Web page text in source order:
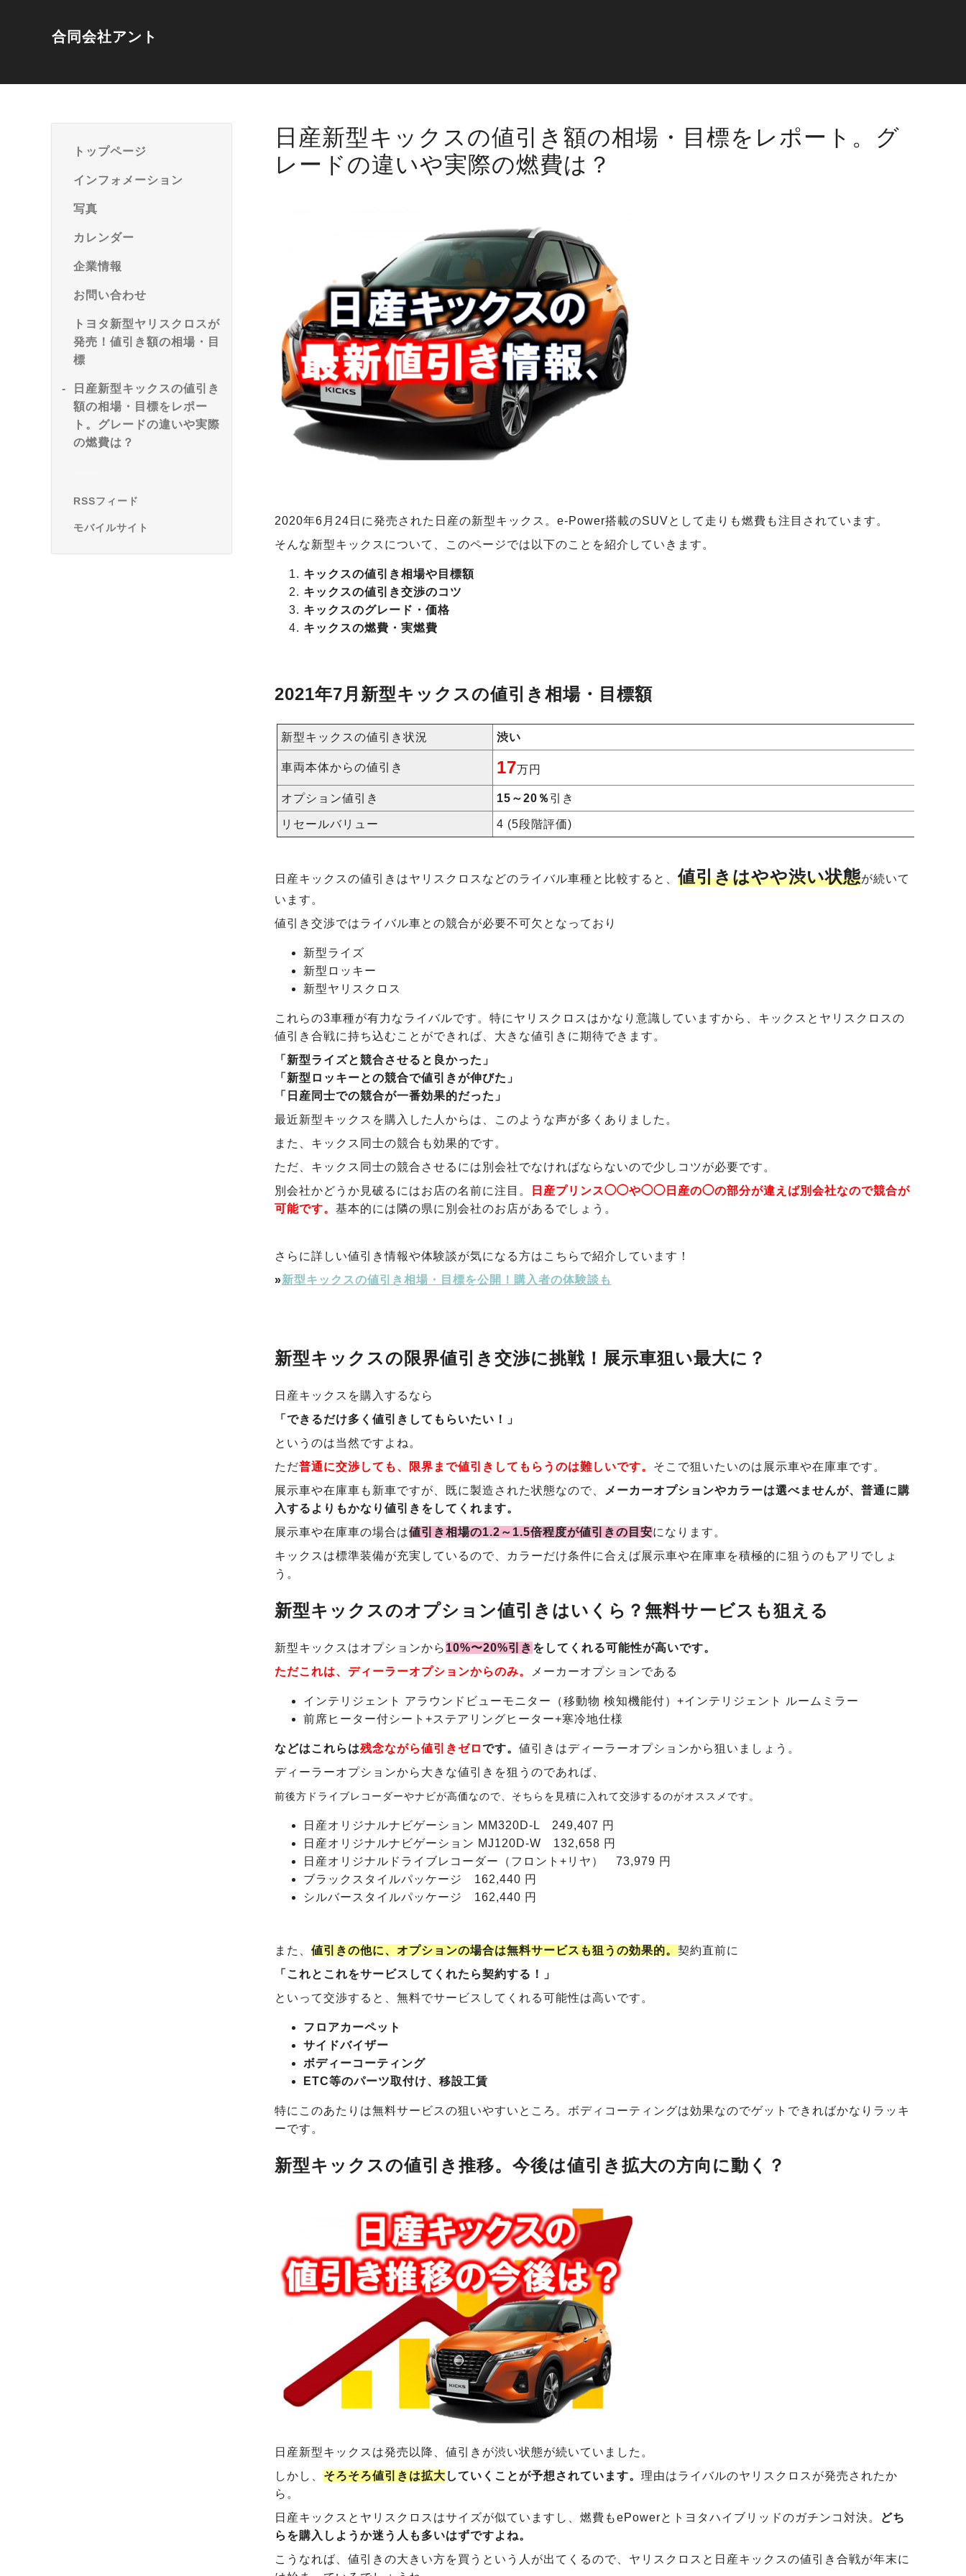
合同会社アント
トップページ
インフォメーション
写真
カレンダー
企業情報
お問い合わせ
トヨタ新型ヤリスクロスが
発売！値引き額の相場・目
標
日産新型キックスの値引き
額の相場・目標をレポー
ト。グレードの違いや実際
の燃費は？
RSSフィード
モバイルサイト
日産新型キックスの値引き額の相場・目標をレポート。グ
レードの違いや実際の燃費は？
2020年6月24日に発売された日産の新型キックス。e-Power搭載のSUVとして走りも燃費も注目されています。
そんな新型キックスについて、このページでは以下のことを紹介していきます。
キックスの値引き相場や目標額
キックスの値引き交渉のコツ
キックスのグレード・価格
キックスの燃費・実燃費
2021年7月 新型キックスの値引き相場・目標額
新型キックスの値引き状況 渋い
車両本体からの値引き 17万円
オプション値引き 15～20％ 引き
リセールバリュー 4 (5段階評価)
日産キックスの値引きはヤリスクロスなどのライバル車種と比較すると、値引きはやや渋い状態が続いて
います。
値引き交渉ではライバル車との競合が必要不可欠となっており
新型ライズ
新型ロッキー
新型ヤリスクロス
これらの3車種が有力なライバルです。特にヤリスクロスはかなり意識していますから、キックスとヤリスクロスの
値引き合戦に持ち込むことができれば、大きな値引きに期待できます。
「新型ライズと競合させると良かった」
「新型ロッキーとの競合で値引きが伸びた」
「日産同士での競合が一番効果的だった」
最近新型キックスを購入した人からは、このような声が多くありました。
また、キックス同士の競合も効果的です。
ただ、キックス同士の競合させるには別会社でなければならないので少しコツが必要です。
別会社かどうか見破るにはお店の名前に注目。
日産プリンス◯◯や◯◯日産の◯の部分が違えば別会社なので競合が
可能です。 基本的には隣の県に別会社のお店があるでしょう。
さらに詳しい値引き情報や体験談が気になる方はこちらで紹介しています！
»新型キックスの値引き相場・目標を公開！購入者の体験談も
新型キックスの限界値引き交渉に挑戦！展示車狙い最大に？
日産キックスを購入するなら
「できるだけ多く値引きしてもらいたい！」
というのは当然ですよね。
ただ普通に交渉しても、限界まで値引きしてもらうのは難しいです。 そこで狙いたいのは展示車や在庫車です。
展示車や在庫車も新車ですが、既に製造された状態なので、
メーカーオプションやカラーは選べませんが、普通に購
入するよりもかなり値引きをしてくれます。
展示車や在庫車の場合は値引き相場の1.2～1.5倍程度が値引きの目安になります。
キックスは標準装備が充実しているので、カラーだけ条件に合えば展示車や在庫車を積極的に狙うのもアリでしょ
う。
新型キックスのオプション値引きはいくら？無料サービスも狙える
新型キックスはオプションから 10%〜20%引き をしてくれる可能性が高いです。
ただこれは、ディーラーオプションからのみ。
メーカーオプションである
インテリジェント アラウンドビューモニター（移動物 検知機能付）+インテリジェント ルームミラー
前席ヒーター付シート+ステアリングヒーター+寒冷地仕様
などはこれらは残念ながら値引きゼロです。 値引きはディーラーオプションから狙いましょう。
ディーラーオプションから大きな値引きを狙うのであれば、
前後方ドライブレコーダーやナビが高価なので、そちらを見積に入れて交渉するのがオススメです。
日産オリジナルナビゲーション MM320D-L 249,407 円
日産オリジナルナビゲーション MJ120D-W 132,658 円
日産オリジナルドライブレコーダー（フロント+リヤ） 73,979 円
ブラックスタイルパッケージ 162,440 円
シルバースタイルパッケージ 162,440 円
また、 値引きの他に、オプションの場合は無料サービスも狙うの効果的。 契約直前に
「これとこれをサービスしてくれたら契約する！」
といって交渉すると、無料でサービスしてくれる可能性は高いです。
フロアカーペット
サイドバイザー
ボディーコーティング
ETC等のパーツ取付け、移設工賃
特にこのあたりは無料サービスの狙いやすいところ。ボディコーティングは効果なのでゲットできればかなりラッキ
ーです。
新型キックスの値引き推移。今後は値引き拡大の方向に動く？
日産新型キックスは発売以降、値引きが渋い状態が続いていました。
しかし、 そろそろ値引きは拡大 していくことが予想されています。 理由はライバルのヤリスクロスが発売されたか
ら。
日産キックスとヤリスクロスはサイズが似ていますし、燃費もePowerとトヨタハイブリッドのガチンコ対決。
どち
らを購入しようか迷う人も多いはずですよね。
こうなれば、値引きの大きい方を買うという人が出てくるので、ヤリスクロスと日産キックスの値引き合戦が年末に